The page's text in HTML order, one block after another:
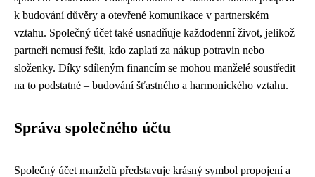
k budování důvěry a otevřené komunikace v partnerském
vztahu. Společný účet také usnadňuje každodenní život, jelikož
partneři nemusí řešit, kdo zaplatí za nákup potravin nebo
složenky. Díky sdíleným financím se mohou manželé soustředit
na to podstatné – budování šťastného a harmonického vztahu.
Správa společného účtu
Společný účet manželů představuje krásný symbol propojení a